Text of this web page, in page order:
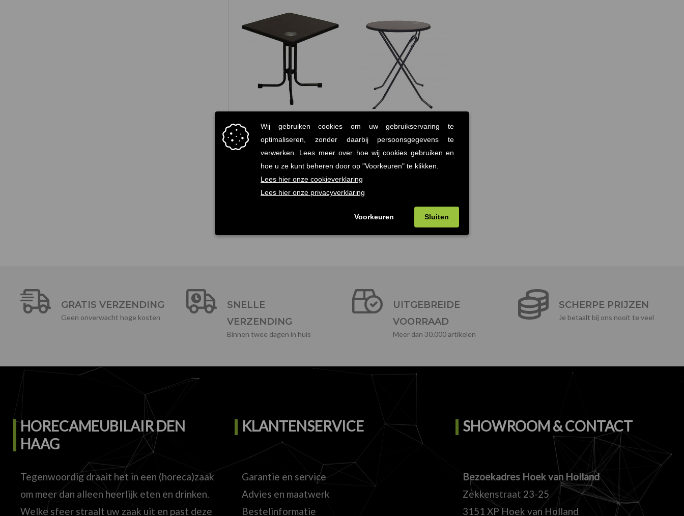
Limburg tafel
65.00
(Prijs incl. btw:
€78,65)
-
106.00
€65.00
tot
€106.00
Brabant statafel
€61.00
(Prijs incl. btw:
€73,81)
-
€93.00
€61.00
tot
€93.00
GRATIS VERZENDING
Geen onverwacht hoge kosten
SNELLE
VERZENDING
Binnen twee dagen in huis
UITGEBREIDE
VOORRAAD
Meer dan 30.000 artikelen
SCHERPE PRIJZEN
Je betaalt bij ons nooit te veel
HORECAMEUBILAIR DEN
HAAG
Tegenwoordig draait het in een (horeca)zaak
om meer dan alleen heerlijk eten en drinken.
Welke sfeer straalt uw zaak uit en past deze
KLANTENSERVICE
Garantie en service
Advies en maatwerk
Bestelinformatie
SHOWROOM & CONTACT
Bezoekadres Hoek van Holland
Zekkenstraat 23-25
3151 XP Hoek van Holland